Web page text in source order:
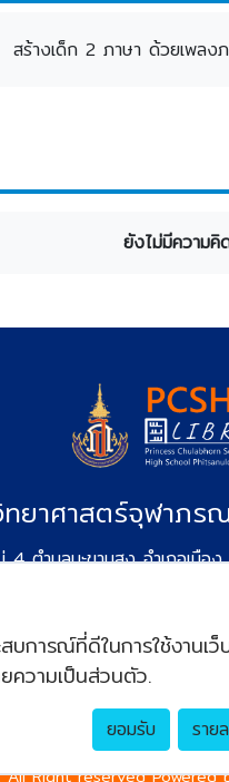
สร้างเด็ก 2 ภาษา ด้วยเพลง
ยังไม่มีความคิ
สบการณ์ที่ดีในการใช้งา
ความเป็นส่วนตัว.
ยอมรับ ราย
ทยาศาสตร์จุฬาภ
4 ตำบลมะขามสูง อำเภอเ
นโยบายการคุ้มครองข้อมูลส่ว
All Right reserved